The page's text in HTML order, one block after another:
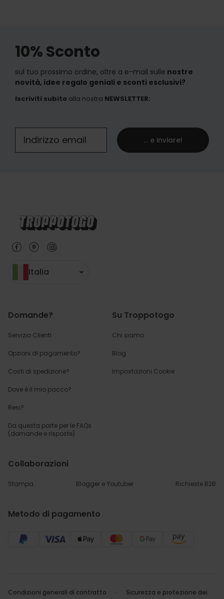
10% Sconto
sul tuo prossimo ordine, oltre a e-mail sulle nostre
novità, idee regalo geniali e sconti esclusivi?
Iscriviti subito alla nostra NEWSLETTER:
... e inviare!
Italia
Domande?
Servizio Clienti
Opzioni di pagamento?
Costi di spedizione?
Dove è il mio pacco?
Resi?
Da questa parte per le FAQs
(domande e risposte)
Su Troppotogo
Chi siamo
Blog
Impostazioni Cookie
Collaborazioni
Stampa Blogger e Youtuber Richieste B2B
Metodo di pagamento
Condizioni generali di contratto Sicurezza e protezione dei